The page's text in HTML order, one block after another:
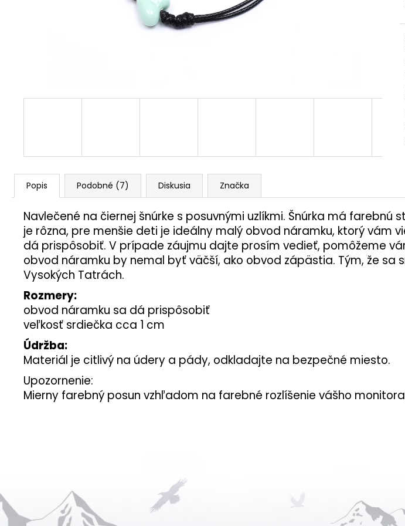
Popis Podobné (7) Diskusia Značka
Navlečené na čiernej šnúrke s posuvnými uzlíkmi. Šnúrka má
je rôzna, pre menšie deti je ideálny malý obvod náramku, ktorý vám
dá prispôsobiť. V prípade záujmu dajte prosím vedieť, pomôžeme
obvod náramku by nemal byť väčší, ako obvod zápästia. Tým, že sa
Vysokých Tatrách.
Rozmery:
obvod náramku sa dá prispôsobiť
veľkosť srdiečka cca 1 cm
Údržba:
Materiál je citlivý na údery a pády, odkladajte na bezpečné miesto.
Upozornenie:
Mierny farebný posun vzhľadom na farebné rozlíšenie vášho